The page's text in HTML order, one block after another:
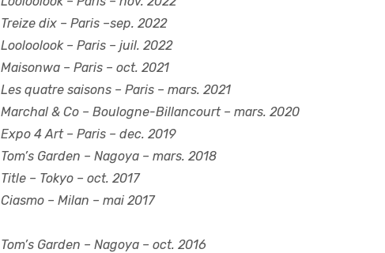
Treize dix – Paris –sep. 2022
Looloolook – Paris – juil. 2022
Maisonwa – Paris – oct. 2021
Les quatre saisons – Paris – mars. 2021
Marchal & Co – Boulogne-Billancourt – mars. 2020
Expo 4 Art– Paris – dec. 2019
Tom’s Garden – Nagoya – mars. 2018
Title – Tokyo – oct. 2017
Ciasmo – Milan – mai 2017
Tom’s Garden – Nagoya – oct. 2016